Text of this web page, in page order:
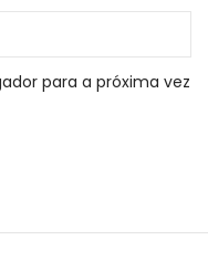
para a próxima vez